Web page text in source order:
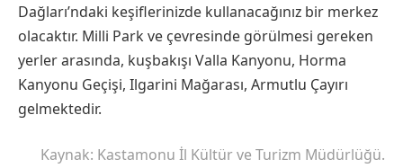
Dağları’ndaki keşiflerinizde kullanacağınız bir merkez
olacaktır. Milli Park ve çevresinde görülmesi gereken
yerler arasında, kuşbakışı Valla Kanyonu, Horma
Kanyonu Geçişi, Ilgarini Mağarası, Armutlu Çayırı
gelmektedir.
Kaynak: Kastamonu İl Kültür ve Turizm Müdürlüğü.